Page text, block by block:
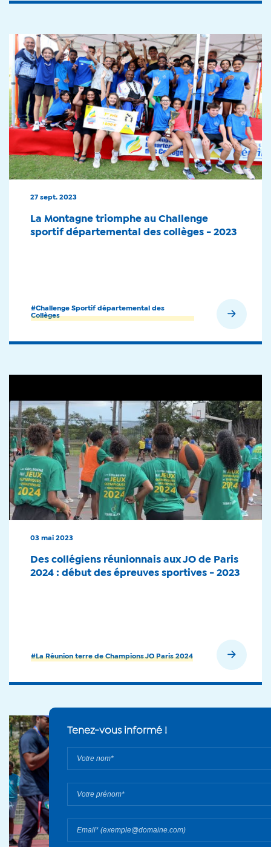
#Challenge Sportif départemental des
Collèges
27 sept. 2023
La Montagne triomphe au Challenge
sportif départemental des collèges - 2023
En savoir plus
#La Réunion terre de Champions JO Paris 2024
03 mai 2023
Des collégiens réunionnais aux JO de Paris
2024 : début des épreuves sportives - 2023
En savoir plus